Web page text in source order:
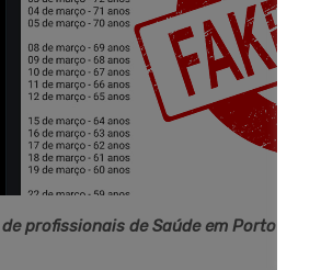
profissionais de Saúde em Porto Alegre